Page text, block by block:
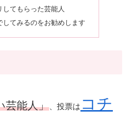
してもらった芸能人
してみるのをお勧めします
芸能人」 、投票は コチ